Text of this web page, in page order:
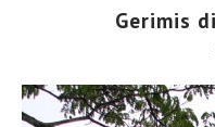
Gerimis